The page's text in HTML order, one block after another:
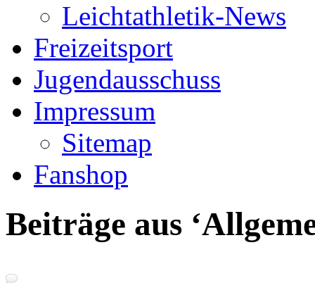
Leichtathletik-News
Freizeitsport
Jugendausschuss
Impressum
Sitemap
Fanshop
Beiträge aus